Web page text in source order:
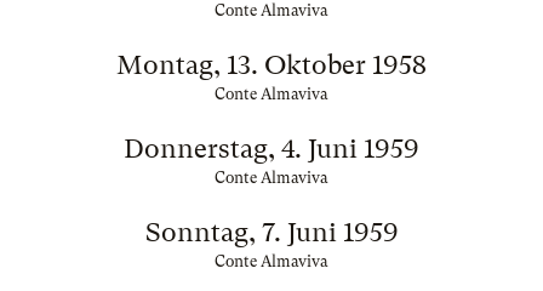
Conte Almaviva
Montag, 13. Oktober 1958
Conte Almaviva
Donnerstag, 4. Juni 1959
Conte Almaviva
Sonntag, 7. Juni 1959
Conte Almaviva